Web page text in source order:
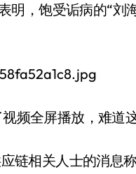
明，饱受诟病的“刘
视频全屏播放，难道
链相关人士的消息